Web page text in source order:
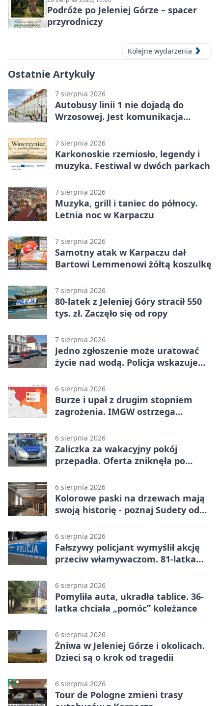
Podróże po Jeleniej Górze – spacer
przyrodniczy
Kolejne wydarzenia
Ostatnie Artykuły
7 sierpnia 2026
Autobusy linii 1 nie dojadą do
Wrzosowej. Jest komunikacja
7 sierpnia 2026
Karkonoskie rzemiosło, legendy i
muzyka. Festiwal w dwóch parkach
7 sierpnia 2026
Muzyka, grill i taniec do północy.
Letnia noc w Karpaczu
7 sierpnia 2026
Samotny atak w Karpaczu dał
Bartowi Lemmenowi żółtą koszulkę
7 sierpnia 2026
80-latek z Jeleniej Góry stracił 550
tys. zł. Zaczęło się od ropy
7 sierpnia 2026
Jedno zgłoszenie może uratować
życie nad wodą. Policja wskazuje
6 sierpnia 2026
Burze i upał z drugim stopniem
zagrożenia. IMGW ostrzega
6 sierpnia 2026
Zaliczka za wakacyjny pokój
przepadła. Oferta zniknęła po
6 sierpnia 2026
Kolorowe paski na drzewach mają
swoją historię - poznaj Sudety od
6 sierpnia 2026
Fałszywy policjant wymyślił akcję
przeciw włamywaczom. 81-latka
6 sierpnia 2026
Pomyliła auta, ukradła tablice. 36-
latka chciała „pomóc” koleżance
6 sierpnia 2026
Żniwa w Jeleniej Górze i okolicach.
Dzieci są o krok od tragedii
6 sierpnia 2026
Tour de Pologne zmieni trasy